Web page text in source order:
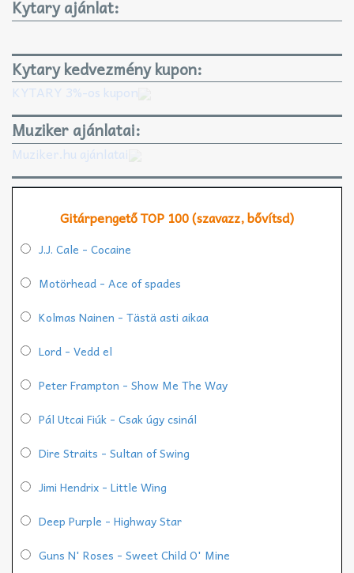
Kytary ajánlat:
Kytary kedvezmény kupon:
KYTARY 3%-os kupon
Muziker ajánlatai:
Muziker.hu ajánlatai
Gitárpengető TOP 100 (szavazz, bővítsd)
J.J. Cale - Cocaine
Motörhead - Ace of spades
Kolmas Nainen - Tästä asti aikaa
Lord - Vedd el
Peter Frampton - Show Me The Way
Pál Utcai Fiúk - Csak úgy csinál
Dire Straits - Sultan of Swing
Jimi Hendrix - Little Wing
Deep Purple - Highway Star
Guns N' Roses - Sweet Child O' Mine